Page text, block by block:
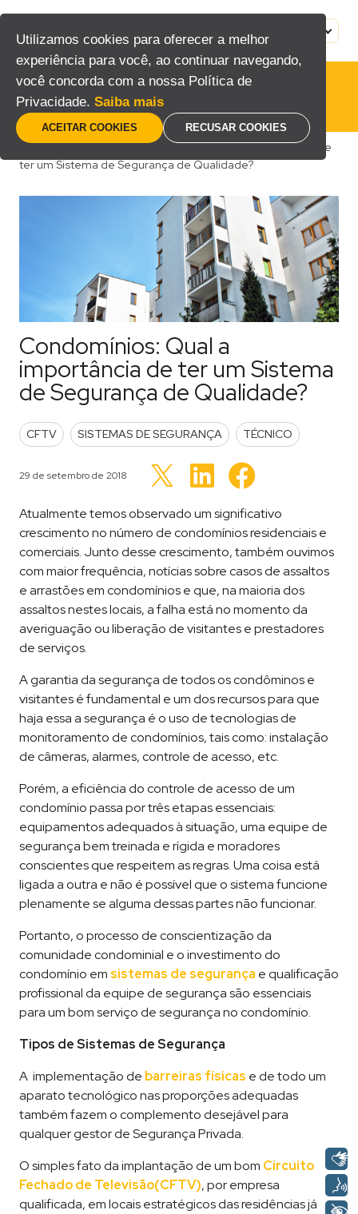
Utilizamos cookies para oferecer a melhor
experiência para você, ao continuar navegando,
você concorda com a nossa Política de
Privacidade. Saiba mais
RECUSAR COOKIES
ACEITAR COOKIES
conteúdo
Home/Blog/Técnico/Condomínios: Qual a importância de
ter um Sistema de Segurança de Qualidade?
Condomínios: Qual a
importância de ter um Sistema
de Segurança de Qualidade?
POSTED IN
CFTV SISTEMAS DE SEGURANÇA TÉCNICO
Publicado em
29 de setembro de 2018 Clique
compartilhar
Twitter(abre
em
janela)
Clique
para
compartilhar
em
nova
janela)
em
nova
janela)
Atualmente temos observado um significativo
crescimento no número de condomínios residenciais e
comerciais. Junto desse crescimento, também ouvimos
com maior frequência, notícias sobre casos de assaltos
e arrastões em condomínios e que, na maioria dos
assaltos nestes locais, a falha está no momento da
averiguação ou liberação de visitantes e prestadores
de serviços.
A garantia da segurança de todos os condôminos e
visitantes é fundamental e um dos recursos para que
haja essa a segurança é o uso de tecnologias de
monitoramento de condomínios, tais como: instalação
de câmeras, alarmes, controle de acesso, etc.
Porém, a eficiência do controle de acesso de um
condomínio passa por três etapas essenciais:
equipamentos adequados à situação, uma equipe de
segurança bem treinada e rígida e moradores
conscientes que respeitem as regras. Uma coisa está
ligada a outra e não é possível que o sistema funcione
plenamente se alguma dessas partes não funcionar.
Portanto, o processo de conscientização da
comunidade condominial e o investimento do
condomínio em sistemas de segurança e qualificação
profissional da equipe de segurança são essenciais
para um bom serviço de segurança no condomínio.
Tipos de Sistemas de Segurança
A implementação de barreiras físicas e de todo um
aparato tecnológico nas proporções adequadas
também fazem o complemento desejável para
qualquer gestor de Segurança Privada.
O simples fato da implantação de um bom Circuito
Fechado de Televisão(CFTV), por empresa
qualificada, em locais estratégicos das residências já